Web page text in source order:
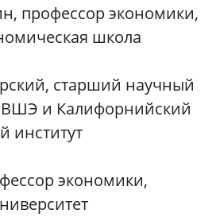
профессор экономики,
школа
старший научный
ВШЭ и Калифорнийский
институт
экономики,